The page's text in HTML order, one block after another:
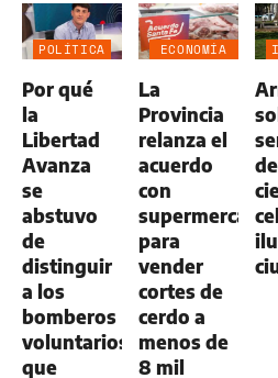
POLÍTICA
Por qué
la
Libertad
Avanza
se
abstuvo
de
distinguir
a los
bomberos
voluntarios
que
ECONOMÍA
La
Provincia
relanza el
acuerdo
con
para
vender
cortes de
cerdo a
menos de
8 mil